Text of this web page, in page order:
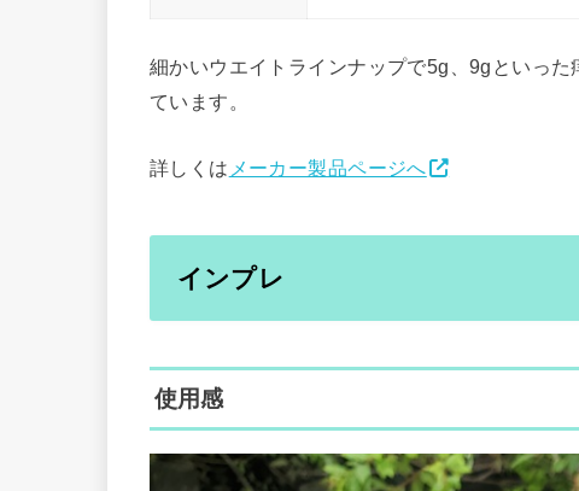
細かいウエイトラインナップで5g、9gといっ
ています。
詳しくは メーカー製品ページへ
インプレ
使用感